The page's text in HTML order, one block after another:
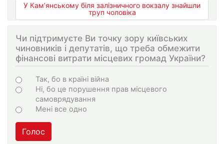
У Кам’янському біля залізничного вокзалу знайшли
труп чоловіка
Чи підтримуєте Ви точку зору київських
чиновників і депутатів, що треба обмежити
фінансові витрати місцевих громад України?
Варіанти
Так, бо в країні війна
Ні, бо це порушення прав місцевого
самоврядування
Мені все одно
Голос